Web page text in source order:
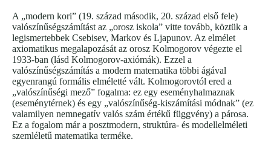
A „modern kori” (19. század második, 20. század első fele)
valószínűségszámítást az „orosz iskola” vitte tovább, köztük a
legismertebbek Csebisev, Markov és Ljapunov. Az elmélet
axiomatikus megalapozását az orosz Kolmogorov végezte el
1933-ban (lásd Kolmogorov-axiómák). Ezzel a
valószínűségszámítás a modern matematika többi ágával
egyenrangú formális elméletté vált. Kolmogorovtól ered a
„valószínűségi mező” fogalma: ez egy eseményhalmaznak
(eseménytérnek) és egy „valószínűség-kiszámítási módnak” (ez
valamilyen nemnegatív valós szám értékű függvény) a párosa.
Ez a fogalom már a posztmodern, struktúra- és modellelméleti
szemléletű matematika terméke.